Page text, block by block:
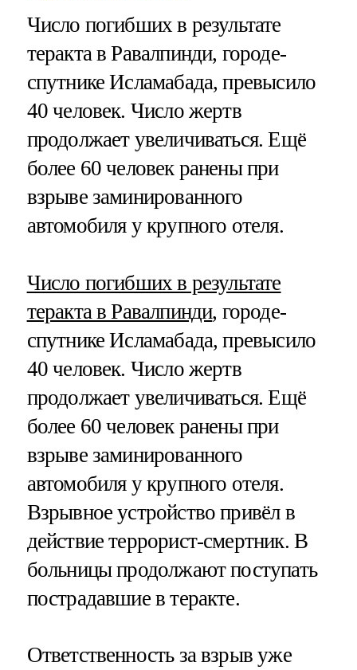
Число погибших в результате
теракта в Равалпинди, городе-
спутнике Исламабада, превысило
40 человек. Число жертв
продолжает увеличиваться. Ещё
более 60 человек ранены при
взрыве заминированного
автомобиля у крупного отеля.
Число погибших в результате
теракта в Равалпинди, городе-
спутнике Исламабада, превысило
40 человек. Число жертв
продолжает увеличиваться. Ещё
более 60 человек ранены при
взрыве заминированного
автомобиля у крупного отеля.
Взрывное устройство привёл в
действие террорист-смертник. В
больницы продолжают поступать
пострадавшие в теракте.
Ответственность за взрыв уже